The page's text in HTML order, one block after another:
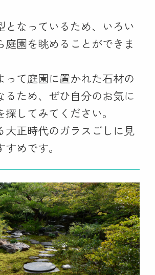
となっているため、いろい
庭園を眺めることができま
って庭園に置かれた石材の
るため、ぜひ自分のお気に
してみてください。
大正時代のガラスごしに見
めです。